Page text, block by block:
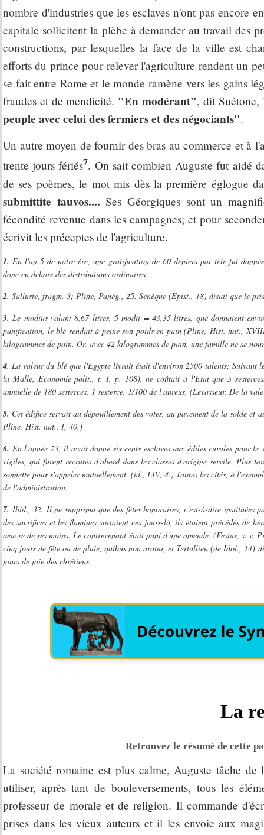
nombre d'industries que les esclaves n'ont pas encore
capitale sollicitent la plèbe à demander au travail des
constructions, par lesquelles la face de la ville est
efforts du prince pour relever l'agriculture rendent un
se fait entre Rome et le monde ramène vers les gains
fraudes et de mendicité. "En modérant", dit Suétone,
peuple avec celui des fermiers et des négociants".
Un autre moyen de fournir des bras au commerce et à
trente jours fériés7. On sait combien Auguste fut aidé
de ses poèmes, le mot mis dès la première églogue
submittite tauvos.... Ses Géorgiques sont un
fécondité revenue dans les campagnes; et pour
écrivit les préceptes de l'agriculture.
1. En l'an 5 de notre ère, une gratification de 60 deniers par tête fut
donc en dehors des distributions ordinaires.
2. Salluste, fragm. 3; Pline, Panég., 25. Sénèque (Epist., 18) disait que le
3. Le modius valant 8,67 litres, 5 modii = 43,35 litres, que donnaient
panification, le blé rendait à peine son poids en pain (Pline, Hist. nat.,
kilogrammes de pain. Or, avec 42 kilogrammes de pain, une famille ne se
4. La valeur du blé que l'Egypte livrait était d'environ 2500 talents; Suivant
la Malle, Economie polit., t. I, p. 108), ne coûtait à l'Etat que 5
annuelle de 180 sesterces, 1 sesterce, 1/100 de l'aureus, (Levasseur, De la
5. Cet édifice servait au dépouillement des votes, au payement de la solde
Pline, Hist. nat., I, 40.)
6. En l'année 23, il avait donné six cents esclaves aux édiles curules pour
vigiles, qui furent recrutés d'abord dans les classes d'origine servile. Plus
sonnette pour s'appeler mutuellement. (id., LIV, 4.) Toutes les cités, à
de l'administration.
7. Ibid., 32. Il ne supprima que des fêtes honoraires, c'est-à-dire
des sacrifices et les flamines sortaient ces jours-là, ils étaient précédés de
oeuvre de ses mains. Le contrevenant était puni d'une amende. (Festus, s.
cinq jours de fête ou de pluie, quibus non aratur, et Tertullien (de Idol., 14)
jours de joie des chrétiens.
La
Retrouvez le résumé de cette
La société romaine est plus calme, Auguste tâche
utiliser, après tant de bouleversements, tous les
professeur de morale et de religion. Il commande
prises dans les vieux auteurs et il les envoie aux